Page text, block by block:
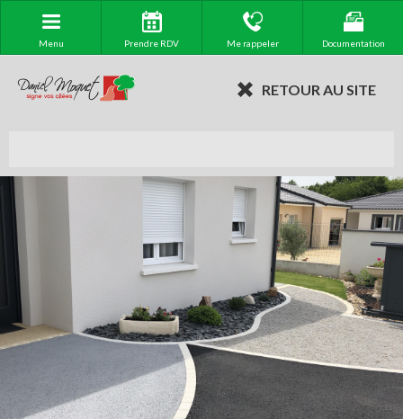
Menu Prendre RDV Me rappeler Documentation
RETOUR AU SITE